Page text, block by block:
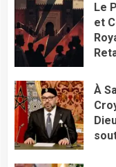
Le
et
À